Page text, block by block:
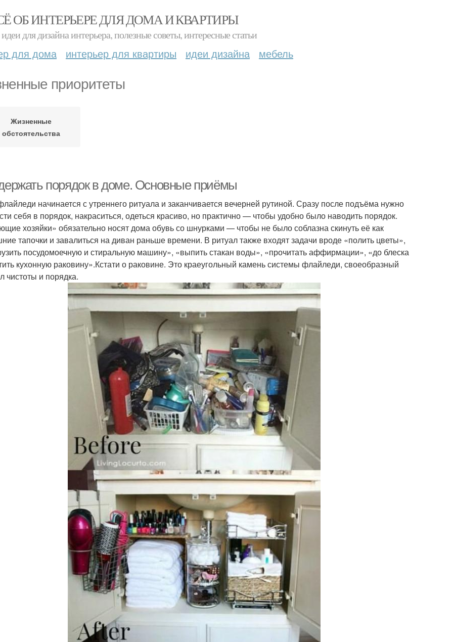
ОБ ИНТЕРЬЕРЕ ДЛЯ ДОМА И КВАРТИРЫ
для дизайна интерьера, полезные советы, интересные статьи
для дома интерьер для квартиры идеи дизайна мебель
приоритеты
Жизненные
обстоятельства
порядок в доме. Основные приёмы
начинается с утреннего ритуала и заканчивается вечерней рутиной. Сразу после подъёма нужно
себя в порядок, накраситься, одеться красиво, но практично — чтобы удобно было наводить порядок.
хозяйки» обязательно носят дома обувь со шнурками — чтобы не было соблазна скинуть её как
тапочки и завалиться на диван раньше времени. В ритуал также входят задачи вроде «полить цветы»,
посудомоечную и стиральную машину», «выпить стакан воды», «прочитать аффирмации», «до блеска
кухонную раковину».Кстати о раковине. Это краеугольный камень системы флайледи, своеобразный
чистоты и порядка.